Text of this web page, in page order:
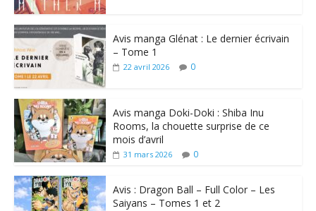
Avis manga Glénat : Le dernier écrivain
– Tome 1
22 avril 2026 0
Avis manga Doki-Doki : Shiba Inu
Rooms, la chouette surprise de ce
mois d’avril
31 mars 2026 0
Avis : Dragon Ball – Full Color – Les
Saiyans – Tomes 1 et 2